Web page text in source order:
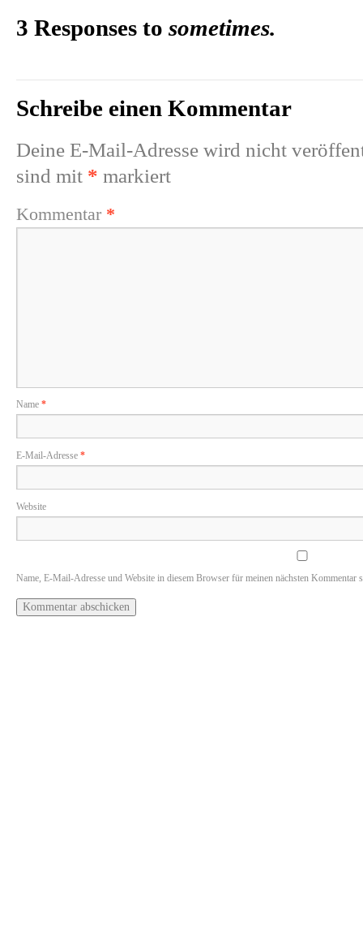
3 Responses to sometimes.
Schreibe einen Kommentar
Deine E-Mail-Adresse wird nicht
sind mit * markiert
Kommentar *
Name *
E-Mail-Adresse *
Website
Name, E-Mail-Adresse und Website in diesem Browser für meinen nächsten Kommentar